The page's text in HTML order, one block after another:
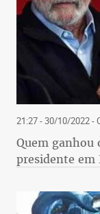
21:27 - 30/10/2022-
Quem ganhou
presidente em